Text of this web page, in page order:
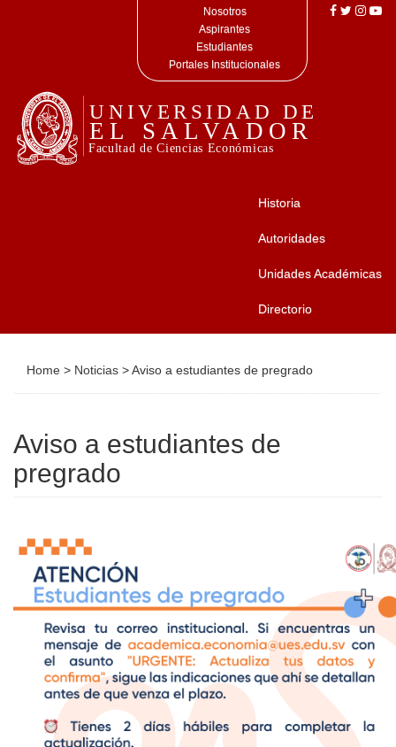
Nosotros
Aspirantes
Estudiantes
Portales Institucionales
Historia
Autoridades
Unidades Académicas
Directorio
Home > Noticias >Aviso a estudiantes de pregrado
Aviso a estudiantes de
pregrado